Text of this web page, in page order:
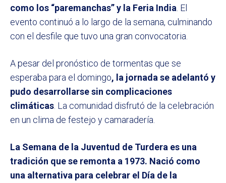
como los “paremanchas” y la Feria India. El
evento continuó a lo largo de la semana, culminando
con el desfile que tuvo una gran convocatoria.
A pesar del pronóstico de tormentas que se
esperaba para el domingo, la jornada se adelantó y
pudo desarrollarse sin complicaciones
climáticas. La comunidad disfrutó de la celebración
en un clima de festejo y camaradería.
La Semana de la Juventud de Turdera es una
tradición que se remonta a 1973. Nació como
una alternativa para celebrar el Día de la